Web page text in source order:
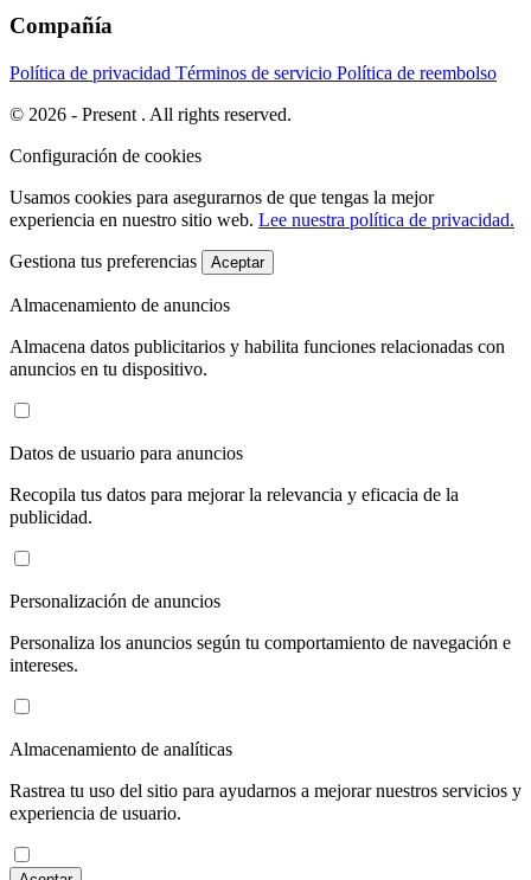
Compañía
Política de privacidad Términos de servicio Política de reembolso
© 2026 - Present . All rights reserved.
Configuración de cookies
Usamos cookies para asegurarnos de que tengas la mejor
experiencia en nuestro sitio web. Lee nuestra política de privacidad.
Gestiona tus preferencias Aceptar
Almacenamiento de anuncios
Almacena datos publicitarios y habilita funciones relacionadas con
anuncios en tu dispositivo.
Datos de usuario para anuncios
Recopila tus datos para mejorar la relevancia y eficacia de la
publicidad.
Personalización de anuncios
Personaliza los anuncios según tu comportamiento de navegación e
intereses.
Almacenamiento de analíticas
Rastrea tu uso del sitio para ayudarnos a mejorar nuestros servicios y
experiencia de usuario.